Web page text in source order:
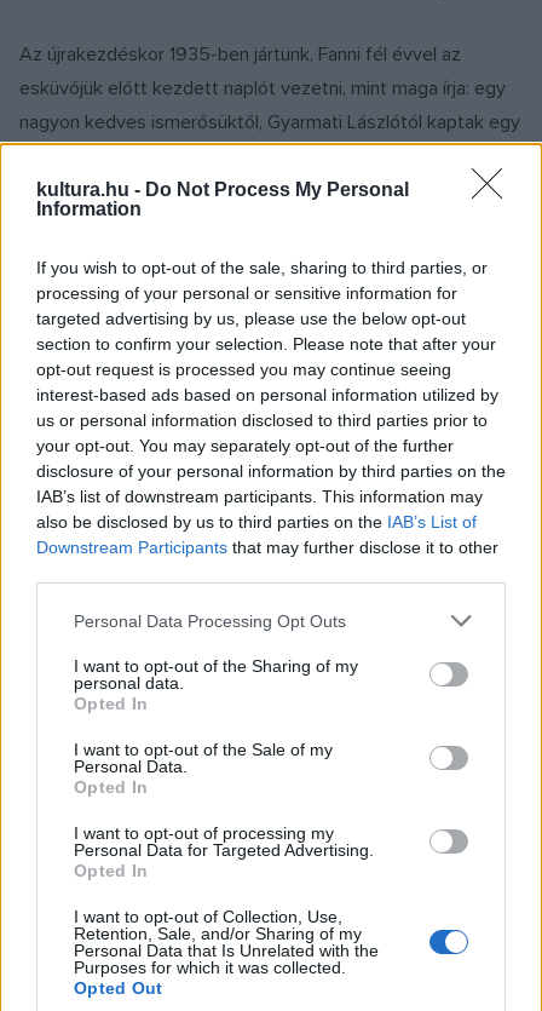
kultura.hu - Do Not Process My Personal
Information
If you wish to opt-out of the sale, sharing to third parties, or
processing of your personal or sensitive information for
targeted advertising by us, please use the below opt-out
section to confirm your selection. Please note that after your
opt-out request is processed you may continue seeing
interest-based ads based on personal information utilized by
us or personal information disclosed to third parties prior to
your opt-out. You may separately opt-out of the further
disclosure of your personal information by third parties on the
IAB’s list of downstream participants. This information may
also be disclosed by us to third parties on the IAB’s List of
Downstream Participants that may further disclose it to other
Please note that this website/app uses one or more Google
not limited to your visit or usage behaviour. You may click to
grant or deny consent to Google and its third-party tags to
use your data for below specified purposes in below Google
consent section.
Personal Data Processing Opt Outs
I want to opt-out of the Sharing of my
personal data.
Opted In
I want to opt-out of the Sale of my
Personal Data.
Opted In
I want to opt-out of processing my
Personal Data for Targeted Advertising.
Opted In
I want to opt-out of Collection, Use,
Retention, Sale, and/or Sharing of my
Personal Data that Is Unrelated with the
Purposes for which it was collected.
Opted Out
Az újrakezdéskor 1935-ben jártunk, Fanni fél évvel az
esküvőjük előtt kezdett naplót vezetni, mint maga írja: egy
nagyon kedves ismerősüktől, Gyarmati Lászlótól kaptak egy
használatra – elkezdte lejegyezni a mindennapjaikat. A
visszaadni egy másfél órás előadásban, pláne, ha még a
kellő hatást is szeretné elérni a rendező és a színésznő. A
körülmények adottak voltak a katarzishoz, hiszen a napló
önmagában megrázó olvasmány, ha pedig ezt egy teljesen
sötét előadóteremben felolvassák egy szál villanykörte
alatt, egy-két könnycsepp is kicsordul az ember szeméből
még akkor is, ha semmi érzelmet nem látunk az előadó
arcán. Hámori Gabriella estjében voltak érzelmek, kitörések,
de minden szinte egy hangszínen történt (néhol botlott a
szöveg is), ezáltal pedig kissé szétesettnek tűnt az egész
Gabriella miatt ment volna el a rendezvényre, de az igazság
az, hogy sokkal inkább érdekelt mindenkit Gyarmati Fanni
személye, aki mintha maga is ott lett volna a nézők között,
egykoron.
A napló
őszinte, de pontosan, néhol már-már túl tárgyilagosan írja le
a történteket Gyarmati Fanni. Azt, hogy mennyire alávetette
magát Miknek – így becézte Radnótit naplójában –,